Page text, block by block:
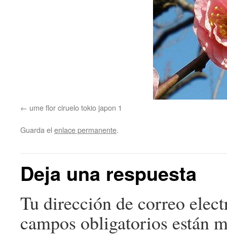
ume flor ciruelo tokio japon 1
Guarda el enlace permanente.
Deja una respuesta
Tu dirección de correo
campos obligatorios están